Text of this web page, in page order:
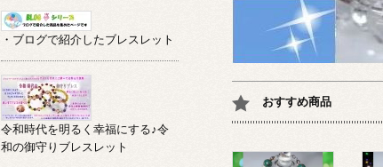
おすすめ商品
・ブログで紹介したブレスレット
令和時代を明るく幸福にする♪令
和の御守りブレスレット